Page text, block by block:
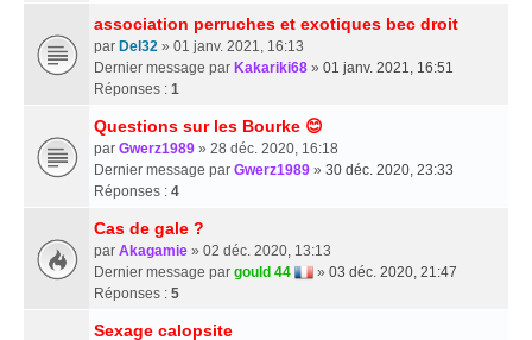
association perruches et exotiques bec droit
par Del32 » 01 janv. 2021, 16:13
Dernier message par Kakariki68 » 01 janv. 2021, 16:51
Réponses : 1
Questions sur les Bourke 😊
par Gwerz1989 » 28 déc. 2020, 16:18
Dernier message par Gwerz1989 » 30 déc. 2020, 23:33
Réponses : 4
Cas de gale ?
par Akagamie » 02 déc. 2020, 13:13
Dernier message par gould 44 » 03 déc. 2020, 21:47
Réponses : 5
Sexage calopsite